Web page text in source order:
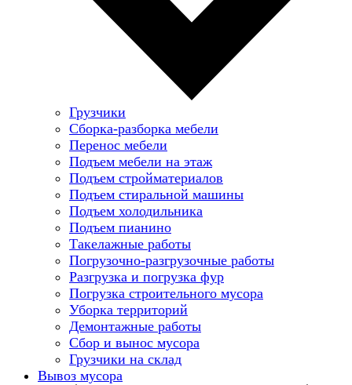
Грузчики
Сборка-разборка мебели
Перенос мебели
Подъем мебели на этаж
Подъем стройматериалов
Подъем стиральной машины
Подъем холодильника
Подъем пианино
Такелажные работы
Погрузочно-разгрузочные работы
Разгрузка и погрузка фур
Погрузка строительного мусора
Уборка территорий
Демонтажные работы
Сбор и вынос мусора
Грузчики на склад
Вывоз мусора